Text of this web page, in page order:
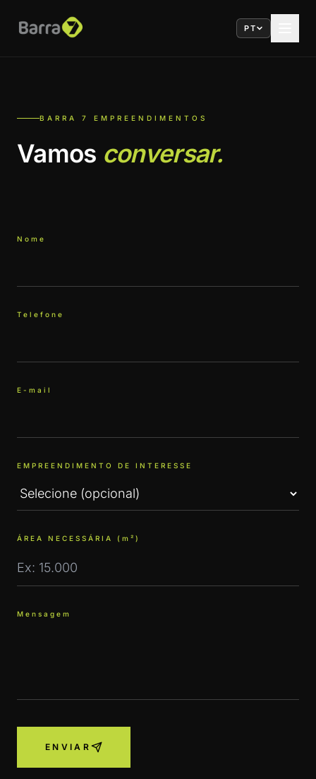
PT
BARRA 7 EMPREENDIMENTOS
Vamos conversar.
Nome
Telefone
E-mail
EMPREENDIMENTO DE INTERESSE
ÁREA NECESSÁRIA (m²)
Mensagem
ENVIAR